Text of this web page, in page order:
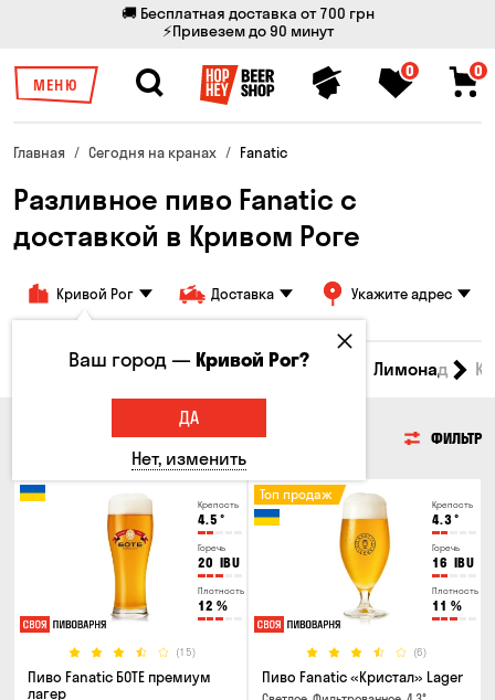
🚚 Бесплатная доставка от 700 грн
⚡Привезем до 90 минут
МЕНЮ
0 0
Главная Сегодня на кранах Fanatic
Разливное пиво Fanatic с
доставкой в ​​Кривом Роге
Кривой Рог Доставка Укажите адрес
Все товары Пиво Сидр Лимонад
ФИЛЬТР
Крепость
4.5 °
Горечь
20 IBU
Плотность
12 %
(15)
Пиво Fanatic БОТЕ премиум
лагер
Крепость
4.3°
Горечь
16 IBU
Плотность
11 %
(6)
Топ продаж
Пиво Fanatic «Кристал» Lager
Ваш город —Кривой Рог?
ДА
Нет, изменить